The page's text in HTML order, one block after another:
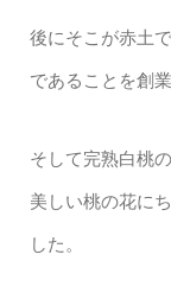
後にそこが赤土
であることを創
そして完熟白桃
美しい桃の花に
した。